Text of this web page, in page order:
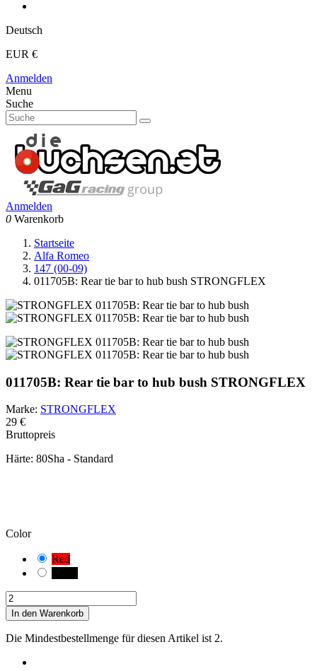
Deutsch
EUR €
Anmelden
Menu
Suche
Anmelden
0 Warenkorb
Startseite
Alfa Romeo
147 (00-09)
011705B: Rear tie bar to hub bush STRONGFLEX
011705B: Rear tie bar to hub bush STRONGFLEX
Marke: STRONGFLEX
29 €
Bruttopreis
Härte: 80Sha - Standard
Color
Red
In den Warenkorb
Die Mindestbestellmenge für diesen Artikel ist 2.